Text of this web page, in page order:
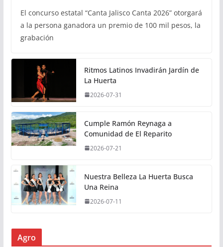
El concurso estatal “Canta Jalisco Canta 2026” otorgará
a la persona ganadora un premio de 100 mil pesos, la
grabación
Ritmos Latinos Invadirán Jardín de
La Huerta
2026-07-31
Cumple Ramón Reynaga a
Comunidad de El Reparito
2026-07-21
Nuestra Belleza La Huerta Busca
Una Reina
2026-07-11
Agro